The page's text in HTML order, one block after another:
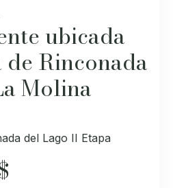
ubicada
Rinconada
Molina
del Lago II Etapa